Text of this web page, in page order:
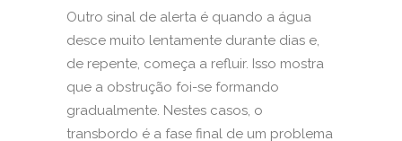
Outro sinal de alerta é quando a água
desce muito lentamente durante dias e,
de repente, começa a refluir. Isso mostra
que a obstrução foi-se formando
gradualmente. Nestes casos, o
transbordo é a fase final de um problema